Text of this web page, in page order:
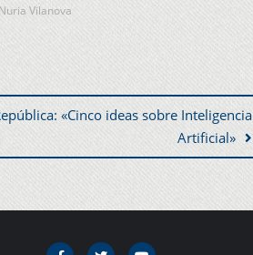
Nuria Vilanova
«Cinco ideas sobre Inteligencia
Artificial»